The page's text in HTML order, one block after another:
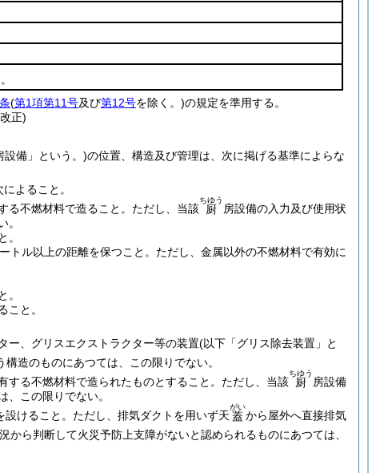
(第1項第11号及び第12号を除く。)の規定を準用する。
正)
設備」という。)の位置、構造及び管理は、次に掲げる基準によらな
よること。
不燃材料で造ること。 ただし、当該 厨
ちゆう
房設備の入力及び使用状
。
。
トル以上の距離を保つこと。 ただし、金属以外の不燃材料で有効に
。
こと。
ー、グリスエクストラクター等の装置(以下「グリス除去装置」と
造のものにあつては、この限りでない。
る不燃材料で造られたものとすること。 ただし、当該 厨
ちゆう
房設備
この限りでない。
設けること。 ただし、排気ダクトを用いず天 蓋
がい
から屋外へ直接排気
から判断して火災予防上支障がないと認められるものにあつては、